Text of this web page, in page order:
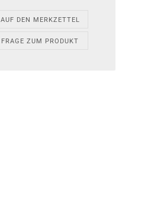
AUF DEN MERKZETTEL
FRAGE ZUM PRODUKT